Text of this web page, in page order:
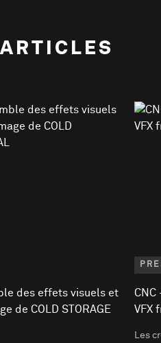
des effets visuels et
de COLD STORAGE
CNC
VFX
Les